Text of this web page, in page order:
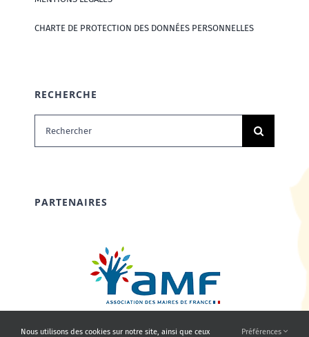
CHARTE DE PROTECTION DES DONNÉES PERSONNELLES
RECHERCHE
Rechercher:
PARTENAIRES
Nous utilisons des cookies sur notre site, ainsi que ceux Préférences